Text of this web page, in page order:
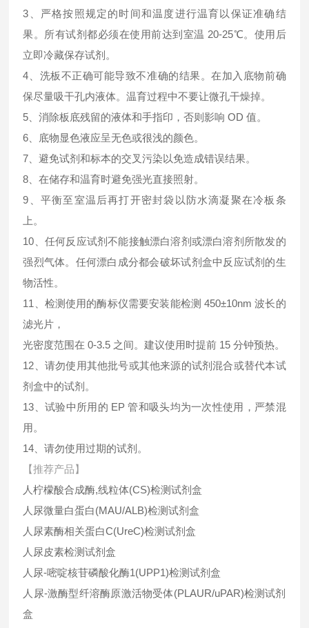
3、严格按照规定的时间和温度进行温育以保证准确结
果。所有试剂都必须在使用前达到室温 20-25℃。使用后
立即冷藏保存试剂。
4、洗板不正确可能导致不准确的结果。在加入底物前确
保尽量吸干孔内液体。温育过程中不要让微孔干燥掉。
5、消除板底残留的液体和手指印，否则影响 OD 值。
6、底物显色液应呈无色或很浅的颜色。
7、避免试剂和标本的交叉污染以免造成错误结果。
8、在储存和温育时避免强光直接照射。
9、平衡至室温后再打开密封袋以防水滴凝聚在冷板条
上。
10、任何反应试剂不能接触漂白溶剂或漂白溶剂所散发的
强烈气体。任何漂白成分都会破坏试剂盒中反应试剂的生
物活性。
11、检测使用的酶标仪需要安装能检测 450±10nm 波长的
滤光片，
光密度范围在 0-3.5 之间。建议使用时提前 15 分钟预热。
12、请勿使用其他批号或其他来源的试剂混合或替代本试
剂盒中的试剂。
13、试验中所用的 EP 管和吸头均为一次性使用，严禁混
用。
14、请勿使用过期的试剂。
【推荐产品】
人柠檬酸合成酶,线粒体(CS)检测试剂盒
人尿微量白蛋白(MAU/ALB)检测试剂盒
人尿素酶相关蛋白C(UreC)检测试剂盒
人尿皮素检测试剂盒
人尿-嘧啶核苷磷酸化酶1(UPP1)检测试剂盒
人尿-激酶型纤溶酶原激活物受体(PLAUR/uPAR)检测试剂
盒